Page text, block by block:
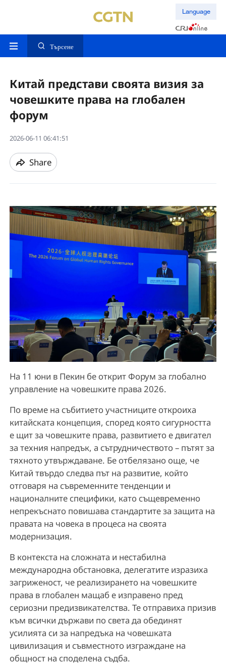
Language
Търсене
Китай представи своята визия за
човешките права на глобален
форум
2026-06-11 06:41:51
Share
На 11 юни в Пекин бе открит Форум за глобално
управление на човешките права 2026.
По време на събитието участниците откроиха
китайската концепция, според която сигурността
е щит за човешките права, развитието е двигател
за техния напредък, а сътрудничеството – пътят за
тяхното утвърждаване. Бе отбелязано още, че
Китай твърдо следва път на развитие, който
отговаря на съвременните тенденции и
националните специфики, като същевременно
непрекъснато повишава стандартите за защита на
правата на човека в процеса на своята
модернизация.
В контекста на сложната и нестабилна
международна обстановка, делегатите изразиха
загриженост, че реализирането на човешките
права в глобален мащаб е изправено пред
сериозни предизвикателства. Те отправиха призив
към всички държави по света да обединят
усилията си за напредъка на човешката
цивилизация и съвместното изграждане на
общност на споделена съдба.